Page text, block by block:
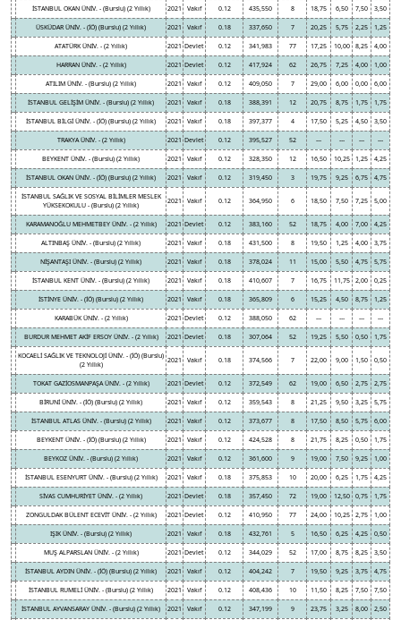
İSTANBUL OKAN ÜNİV. - (Burslu) (2 Yıllık) 2021 Vakıf 0.12 435,550 8 18,75 6,50 7,50 3,50
ÜSKÜDAR ÜNİV. - (İÖ) (Burslu) (2 Yıllık) 2021 Vakıf 0.18 337,650 7 20,25 5,75 2,25 1,25
ATATÜRK ÜNİV. - (2 Yıllık) 2021 Devlet 0.12 341,983 77 17,25 10,00 8,25 4,00
HARRAN ÜNİV. - (2 Yıllık) 2021 Devlet 0.12 417,924 62 26,75 7,25 4,00 1,00
ATILIM ÜNİV. - (Burslu) (2 Yıllık) 2021 Vakıf 0.12 409,050 7 29,00 6,00 0,00 6,00
İSTANBUL GELİŞİM ÜNİV. - (Burslu) (2 Yıllık) 2021 Vakıf 0.18 388,391 12 20,75 8,75 1,75 1,75
İSTANBUL BİLGİ ÜNİV. - (İÖ) (Burslu) (2 Yıllık) 2021 Vakıf 0.18 397,377 4 17,50 5,25 4,50 3,50
TRAKYA ÜNİV. - (2 Yıllık) 2021 Devlet 0.12 395,527 52 --- --- --- ---
BEYKENT ÜNİV. - (Burslu) (2 Yıllık) 2021 Vakıf 0.12 328,350 12 16,50 10,25 1,25 4,25
İSTANBUL OKAN ÜNİV. - (İÖ) (Burslu) (2 Yıllık) 2021 Vakıf 0.12 319,450 3 19,75 9,25 6,75 4,75
İSTANBUL SAĞLIK VE SOSYAL BİLİMLER MESLEK
YÜKSEKOKULU - (Burslu) (2 Yıllık)
2021 Vakıf 0.12 364,950 6 18,50 7,50 7,25 5,00
KARAMANOĞLU MEHMETBEY ÜNİV. - (2 Yıllık) 2021 Devlet 0.12 383,160 52 18,75 4,00 7,00 4,25
ALTINBAŞ ÜNİV. - (Burslu) (2 Yıllık) 2021 Vakıf 0.18 431,500 8 19,50 1,25 4,00 3,75
NİŞANTAŞI ÜNİV. - (Burslu) (2 Yıllık) 2021 Vakıf 0.18 378,024 11 15,00 5,50 4,75 5,75
İSTANBUL KENT ÜNİV. - (Burslu) (2 Yıllık) 2021 Vakıf 0.18 410,607 7 16,75 11,75 2,00 0,25
İSTİNYE ÜNİV. - (İÖ) (Burslu) (2 Yıllık) 2021 Vakıf 0.18 365,809 6 15,25 4,50 8,75 1,25
KARABÜK ÜNİV. - (2 Yıllık) 2021 Devlet 0.12 388,050 62 --- --- --- ---
BURDUR MEHMET AKİF ERSOY ÜNİV. - (2 Yıllık) 2021 Devlet 0.18 307,064 52 19,25 5,50 0,50 1,75
KOCAELİ SAĞLIK VE TEKNOLOJİ ÜNİV. - (İÖ) (Burslu)
(2 Yıllık)
2021 Vakıf 0.18 374,566 7 22,00 9,00 1,50 0,50
TOKAT GAZİOSMANPAŞA ÜNİV. - (2 Yıllık) 2021 Devlet 0.12 372,549 62 19,00 6,50 2,75 2,75
BİRUNİ ÜNİV. - (İÖ) (Burslu) (2 Yıllık) 2021 Vakıf 0.12 359,543 8 21,25 9,50 3,25 5,75
İSTANBUL ATLAS ÜNİV. - (Burslu) (2 Yıllık) 2021 Vakıf 0.12 373,677 8 17,50 8,50 5,75 6,00
BEYKENT ÜNİV. - (İÖ) (Burslu) (2 Yıllık) 2021 Vakıf 0.12 424,528 8 21,75 8,25 0,50 1,75
BEYKOZ ÜNİV. - (Burslu) (2 Yıllık) 2021 Vakıf 0.12 361,600 9 19,00 7,50 9,25 1,00
İSTANBUL ESENYURT ÜNİV. - (Burslu) (2 Yıllık) 2021 Vakıf 0.18 375,853 10 20,00 6,25 1,75 4,25
SİVAS CUMHURİYET ÜNİV. - (2 Yıllık) 2021 Devlet 0.18 357,450 72 19,00 12,50 0,75 1,75
ZONGULDAK BÜLENT ECEVİT ÜNİV. - (2 Yıllık) 2021 Devlet 0.12 410,950 77 24,00 10,25 2,75 1,00
IŞIK ÜNİV. - (Burslu) (2 Yıllık) 2021 Vakıf 0.18 432,761 5 16,50 6,25 4,25 0,50
MUŞ ALPARSLAN ÜNİV. - (2 Yıllık) 2021 Devlet 0.12 344,029 52 17,00 8,75 8,25 3,50
İSTANBUL AYDIN ÜNİV. - (İÖ) (Burslu) (2 Yıllık) 2021 Vakıf 0.12 404,242 7 19,50 9,25 3,75 4,75
İSTANBUL RUMELİ ÜNİV. - (Burslu) (2 Yıllık) 2021 Vakıf 0.12 408,436 10 11,50 8,25 7,50 7,50
İSTANBUL AYVANSARAY ÜNİV. - (Burslu) (2 Yıllık) 2021 Vakıf 0.12 347,199 9 23,75 3,25 8,00 2,50